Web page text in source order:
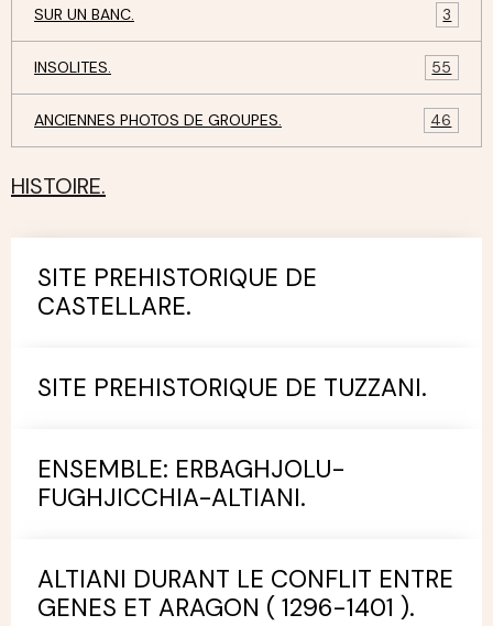
SUR UN BANC. 3
INSOLITES. 55
ANCIENNES PHOTOS DE GROUPES. 46
HISTOIRE.
SITE PREHISTORIQUE DE
CASTELLARE.
SITE PREHISTORIQUE DE TUZZANI.
ENSEMBLE: ERBAGHJOLU-
FUGHJICCHIA-ALTIANI.
ALTIANI DURANT LE CONFLIT ENTRE
GENES ET ARAGON ( 1296-1401 ).